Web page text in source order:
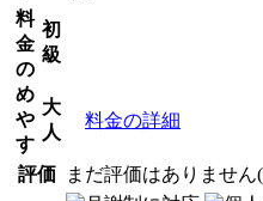
料
金
の
め
や
す
初
級
大
人
料金の詳細
評価 まだ評価はありません